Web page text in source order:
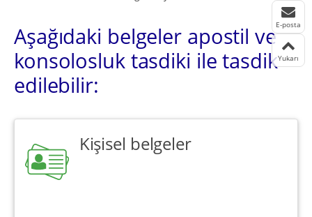
Aşağıdaki belgeler apostil ve
konsolosluk tasdiki ile tasdik
edilebilir:
Kişisel belgeler
E-posta
Yukarı